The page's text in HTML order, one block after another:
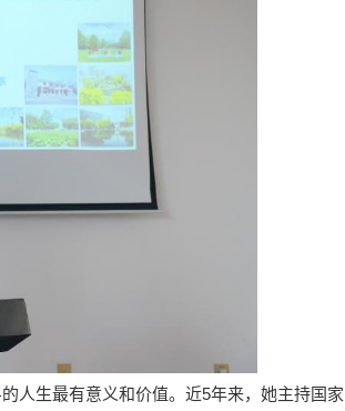
人生最有意义和价值。近5年来，她主持国